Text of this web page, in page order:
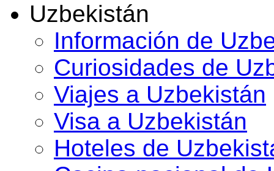
Uzbekistán
Información de
Curiosidades de
Viajes a Uzbekistán
Visa a Uzbekistán
Hoteles de